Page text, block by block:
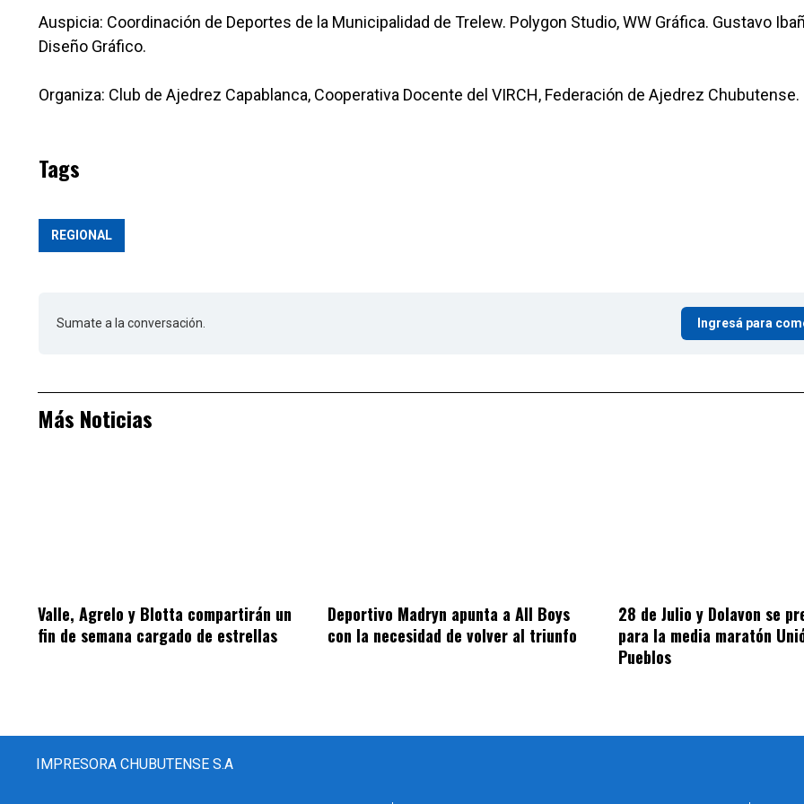
Auspicia: Coordinación de Deportes de la Municipalidad de Trelew. Polygon Studio, WW Gráfica. Gustavo
Diseño Gráfico.
Organiza: Club de Ajedrez Capablanca, Cooperativa Docente del VIRCH, Federación de Ajedrez Chubutense.
Tags
REGIONAL
Sumate a la conversación. Ingresá para
Más Noticias
Valle, Agrelo y Blotta compartirán un
fin de semana cargado de estrellas
Deportivo Madryn apunta a All Boys
con la necesidad de volver al triunfo
28 de Julio y Dolavon se
para la media maratón
Pueblos
IMPRESORA CHUBUTENSE S.A